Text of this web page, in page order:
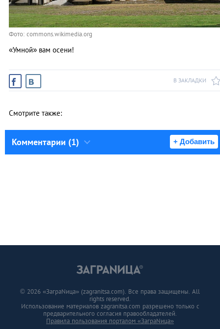
Фото: commons.wikimedia.org
«Умной» вам осени!
В ЗАКЛАДКИ
Смотрите также:
Комментарии (1) + Добавить
© 2026 «ЗаграNица» (zagranitsa.com). Все права защищены. All
rights reserved.
Использование материалов zagranitsa.com разрешено только с
предварительного согласия правообладателей.
Правила пользования порталом «ЗаграNица»